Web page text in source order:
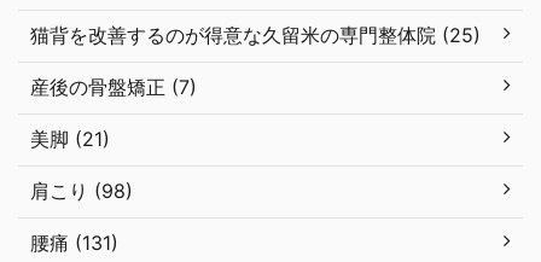
猫背を改善するのが得意な久留米の専門整体院 (25)
産後の骨盤矯正 (7)
美脚 (21)
肩こり (98)
腰痛 (131)